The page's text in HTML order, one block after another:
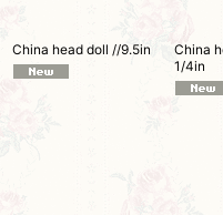
China head doll //9.5in
China
1/4in